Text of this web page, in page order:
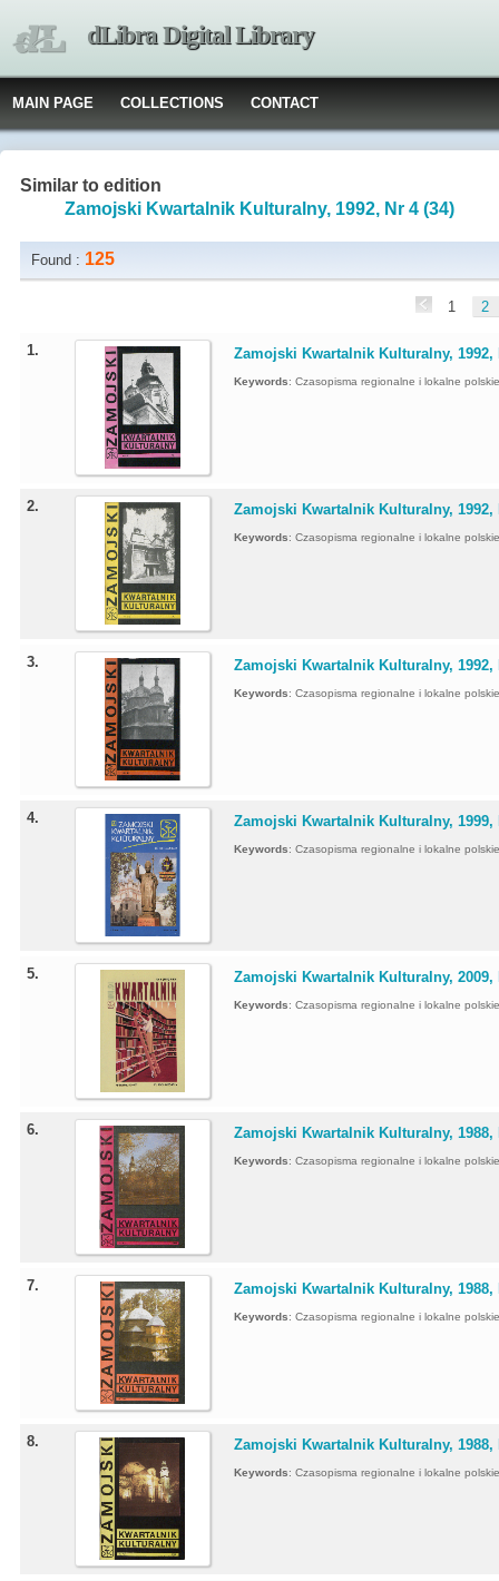
dLibra Digital Library
MAIN PAGE COLLECTIONS CONTACT
Similar to edition
Zamojski Kwartalnik Kulturalny, 1992, Nr 4 (34)
Found : 125
1 2
1. Zamojski Kwartalnik Kulturalny, 1992,
Keywords: Czasopisma regionalne i lokalne
2. Zamojski Kwartalnik Kulturalny, 1992,
Keywords: Czasopisma regionalne i lokalne
3. Zamojski Kwartalnik Kulturalny, 1992,
Keywords: Czasopisma regionalne i lokalne
4. Zamojski Kwartalnik Kulturalny, 1999,
Keywords: Czasopisma regionalne i lokalne
5. Zamojski Kwartalnik Kulturalny, 2009,
Keywords: Czasopisma regionalne i lokalne
6. Zamojski Kwartalnik Kulturalny, 1988,
Keywords: Czasopisma regionalne i lokalne
7. Zamojski Kwartalnik Kulturalny, 1988,
Keywords: Czasopisma regionalne i lokalne
8. Zamojski Kwartalnik Kulturalny, 1988,
Keywords: Czasopisma regionalne i lokalne